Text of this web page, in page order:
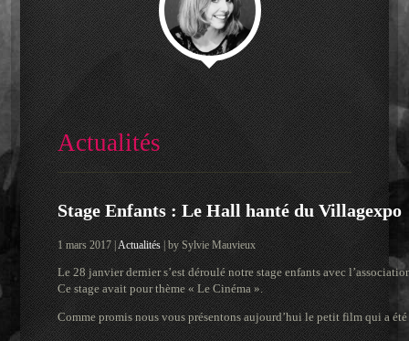
Actualités
Stage Enfants : Le Hall hanté du Villagexpo
1 mars 2017 |Actualités| by Sylvie Mauvieux
Le 28 janvier dernier s’est déroulé notre stage enfants avec
Ce stage avait pour thème « Le Cinéma ».
Comme promis nous vous présentons aujourd’hui le petit film qui a